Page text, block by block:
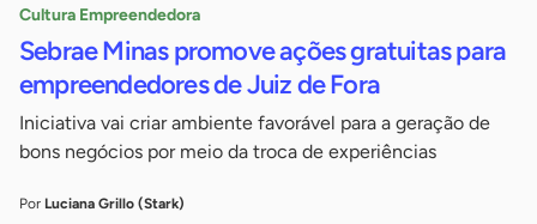
Cultura Empreendedora
Sebrae Minas promove ações gratuitas para
empreendedores de Juiz de Fora
Iniciativa vai criar ambiente favorável para a geração de
bons negócios por meio da troca de experiências
Por Luciana Grillo (Stark)